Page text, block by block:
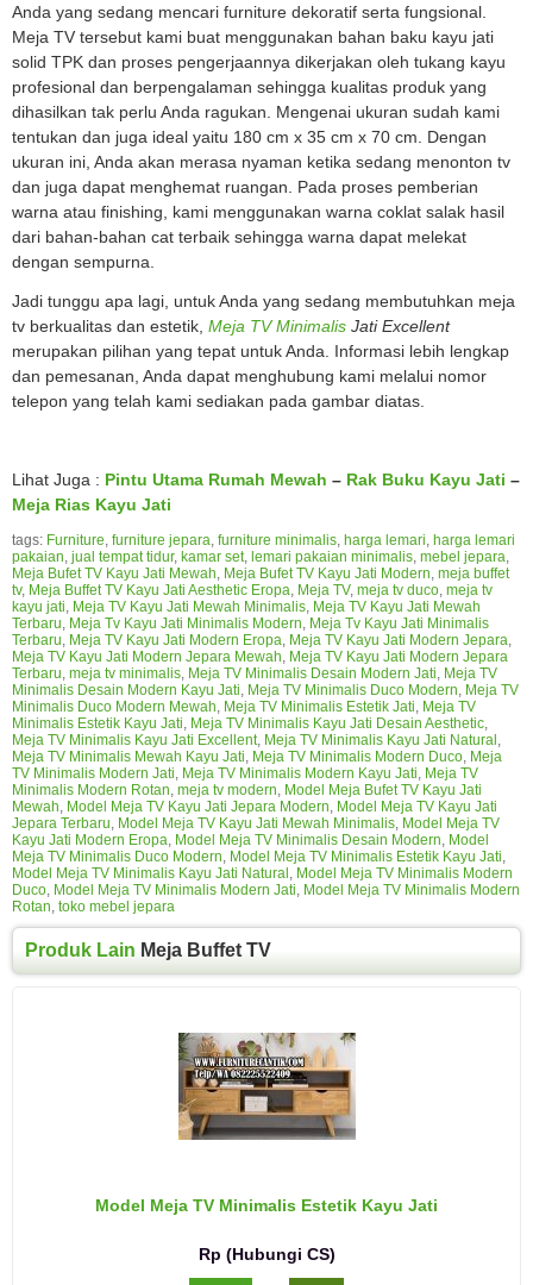
Anda yang sedang mencari furniture dekoratif serta fungsional.
Meja TV tersebut kami buat menggunakan bahan baku kayu jati
solid TPK dan proses pengerjaannya dikerjakan oleh tukang kayu
profesional dan berpengalaman sehingga kualitas produk yang
dihasilkan tak perlu Anda ragukan. Mengenai ukuran sudah kami
tentukan dan juga ideal yaitu 180 cm x 35 cm x 70 cm. Dengan
ukuran ini, Anda akan merasa nyaman ketika sedang menonton tv
dan juga dapat menghemat ruangan. Pada proses pemberian
warna atau finishing, kami menggunakan warna coklat salak hasil
dari bahan-bahan cat terbaik sehingga warna dapat melekat
dengan sempurna.
Jadi tunggu apa lagi, untuk Anda yang sedang membutuhkan meja
tv berkualitas dan estetik, Meja TV Minimalis Jati Excellent
merupakan pilihan yang tepat untuk Anda. Informasi lebih lengkap
dan pemesanan, Anda dapat menghubung kami melalui nomor
telepon yang telah kami sediakan pada gambar diatas.
Lihat Juga : Pintu Utama Rumah Mewah – Rak Buku Kayu Jati –
Meja Rias Kayu Jati
tags: Furniture furniture jepara furniture minimalis harga lemari harga lemari
pakaian jual tempat tidur, kamar set, lemari pakaian minimalis mebel jepara
Meja Bufet TV Kayu Jati Mewah Meja Bufet TV Kayu Jati Modern meja buffet
tv, Meja Buffet TV Kayu Jati Aesthetic Eropa Meja TV, meja tv duco meja tv
kayu jati Meja TV Kayu Jati Mewah Minimalis Meja TV Kayu Jati Mewah
Terbaru Meja Tv Kayu Jati Minimalis Modern Meja Tv Kayu Jati Minimalis
Terbaru Meja TV Kayu Jati Modern Eropa Meja TV Kayu Jati Modern Jepara
Meja TV Kayu Jati Modern Jepara Mewah Meja TV Kayu Jati Modern Jepara
Terbaru meja tv minimalis Meja TV Minimalis Desain Modern Jati Meja TV
Minimalis Desain Modern Kayu Jati Meja TV Minimalis Duco Modern Meja TV
Minimalis Duco Modern Mewah Meja TV Minimalis Estetik Jati Meja TV
Minimalis Estetik Kayu Jati Meja TV Minimalis Kayu Jati Desain Aesthetic
Meja TV Minimalis Kayu Jati Excellent, Meja TV Minimalis Kayu Jati Natural
Meja TV Minimalis Mewah Kayu Jati Meja TV Minimalis Modern Duco Meja
TV Minimalis Modern Jati Meja TV Minimalis Modern Kayu Jati Meja TV
Minimalis Modern Rotan meja tv modern Model Meja Bufet TV Kayu Jati
Mewah Model Meja TV Kayu Jati Jepara Modern Model Meja TV Kayu Jati
Jepara Terbaru Model Meja TV Kayu Jati Mewah Minimalis Model Meja TV
Kayu Jati Modern Eropa Model Meja TV Minimalis Desain Modern Model
Meja TV Minimalis Duco Modern Model Meja TV Minimalis Estetik Kayu Jati
Model Meja TV Minimalis Kayu Jati Natural Model Meja TV Minimalis Modern
Duco Model Meja TV Minimalis Modern Jati Model Meja TV Minimalis Modern
Rotan toko mebel jepara
Produk Lain Meja Buffet TV
Model Meja TV Minimalis Estetik Kayu Jati
Rp (Hubungi CS)